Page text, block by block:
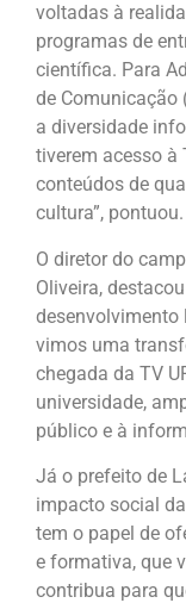
voltadas à
programas de
científica. Para
de Comunicação
a diversidade
tiverem acesso à
conteúdos de
cultura”, pontuou.
O diretor do
Oliveira,
desenvolvimento
vimos uma
chegada da TV
universidade,
público e à
Já o prefeito de
impacto social
tem o papel de
e formativa, que
contribua para